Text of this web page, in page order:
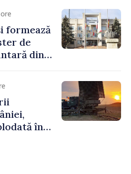
scanner
formează
de
din
decizia
în